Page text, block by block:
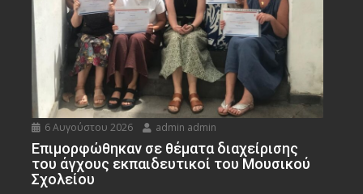
6 Αυγούστου 2026 admin admin
Eπιμορφώθηκαν σε θέματα διαχείρισης
του άγχους εκπαιδευτικοί του Μουσικού
Σχολείου